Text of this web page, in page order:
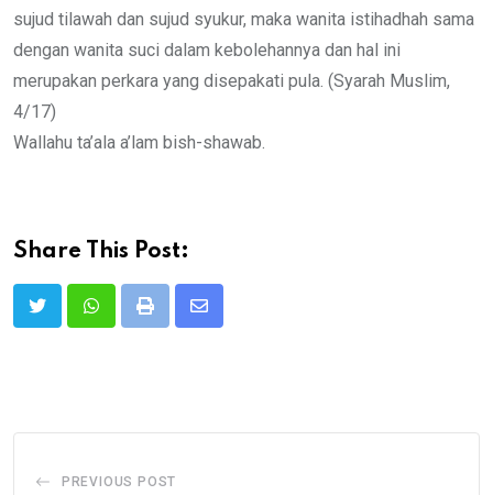
sujud tilawah dan sujud syukur, maka wanita istihadhah sama
dengan wanita suci dalam kebolehannya dan hal ini
merupakan perkara yang disepakati pula. (Syarah Muslim,
4/17)
Wallahu ta’ala a’lam bish-shawab.
Share This Post:
Print
Share
PREVIOUS POST